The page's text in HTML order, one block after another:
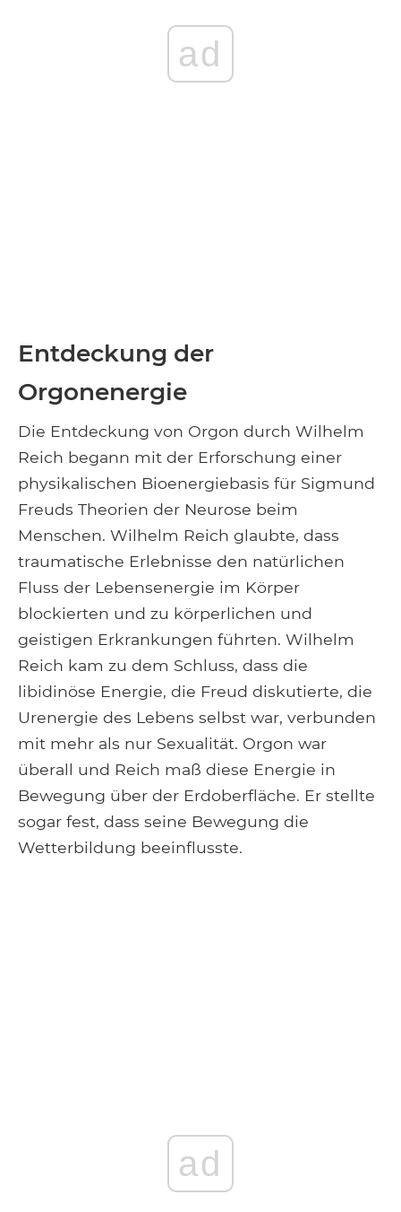
ad
Entdeckung der
Orgonenergie
Die Entdeckung von Orgon durch Wilhelm
Reich begann mit der Erforschung einer
physikalischen Bioenergiebasis für Sigmund
Freuds Theorien der Neurose beim
Menschen. Wilhelm Reich glaubte, dass
traumatische Erlebnisse den natürlichen
Fluss der Lebensenergie im Körper
blockierten und zu körperlichen und
geistigen Erkrankungen führten. Wilhelm
Reich kam zu dem Schluss, dass die
libidinöse Energie, die Freud diskutierte, die
Urenergie des Lebens selbst war, verbunden
mit mehr als nur Sexualität. Orgon war
überall und Reich maß diese Energie in
Bewegung über der Erdoberfläche. Er stellte
sogar fest, dass seine Bewegung die
Wetterbildung beeinflusste.
ad